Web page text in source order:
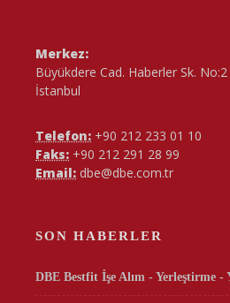
Merkez:
Büyükdere Cad. Haberler Sk.
İstanbul
Telefon: +90 212 233 01 10
Faks: +90 212 291 28 99
Email: dbe@dbe.com.tr
SON HABERLER
DBE Bestfit İşe Alım - Yerleştirme -